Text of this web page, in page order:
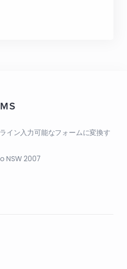
イン入力可能なフォームに変換す
NSW 2007